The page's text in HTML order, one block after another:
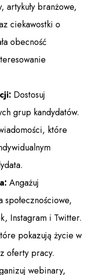
branżowe,
ciekawostki o
obecność
Dostosuj
grup kandydatów.
które
Angażuj
Instagram i Twitter.
pokazują życie w
oferty pracy.
webinary,